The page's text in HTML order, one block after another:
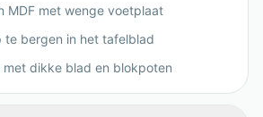
MDF met wenge voetplaat
te bergen in het tafelblad
met dikke blad en blokpoten